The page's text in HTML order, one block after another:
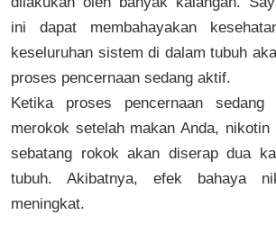
ini dapat membahayakan
keseluruhan sistem di dalam tubuh
proses pencernaan sedang aktif.
Ketika proses pencernaan
merokok setelah makan Anda,
sebatang rokok akan diserap dua
tubuh. Akibatnya, efek bahaya
meningkat.